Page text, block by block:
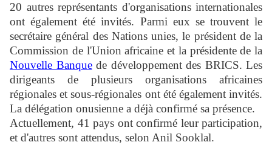
20 autres représentants d'organisations internationales
ont également été invités. Parmi eux se trouvent le
secrétaire général des Nations unies, le président de la
Commission de l'Union africaine et la présidente de la
Nouvelle Banquede développement des BRICS. Les
dirigeants de plusieurs organisations africaines
régionales et sous-régionales ont été également invités.
La délégation onusienne a déjà confirmé sa présence.
Actuellement, 41 pays ont confirmé leur participation,
et d'autres sont attendus, selon Anil Sooklal.